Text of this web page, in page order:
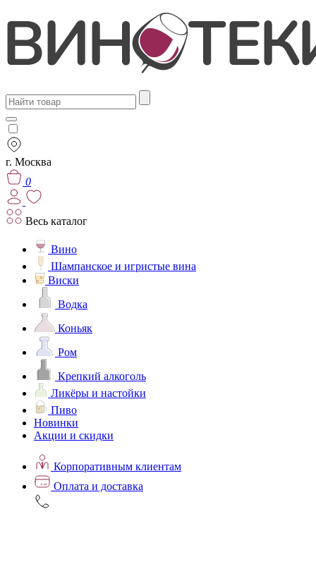
г. Москва
0
Весь каталог
Вино
Шампанское и игристые вина
Виски
Водка
Коньяк
Ром
Крепкий алкоголь
Ликёры и настойки
Пиво
Новинки
Акции и скидки
Корпоративным клиентам
Оплата и доставка